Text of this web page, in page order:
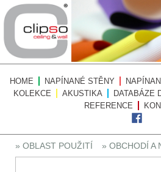
HOME NAPÍNANÉ STĚNY
KOLEKCE
AKUSTIKA DATABÁZE
REFERENCE
» OBLAST POUŽITÍ » OBCHODÍ A